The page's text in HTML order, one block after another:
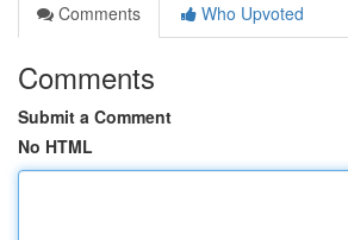
Comments
Who Upvoted
Comments
Submit a Comment
No HTML